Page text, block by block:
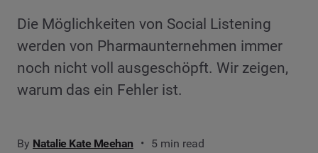
Die Möglichkeiten von Social Listening
werden von Pharmaunternehmen immer
noch nicht voll ausgeschöpft. Wir zeigen,
warum das ein Fehler ist.
By Natalie Kate Meehan
5 min read